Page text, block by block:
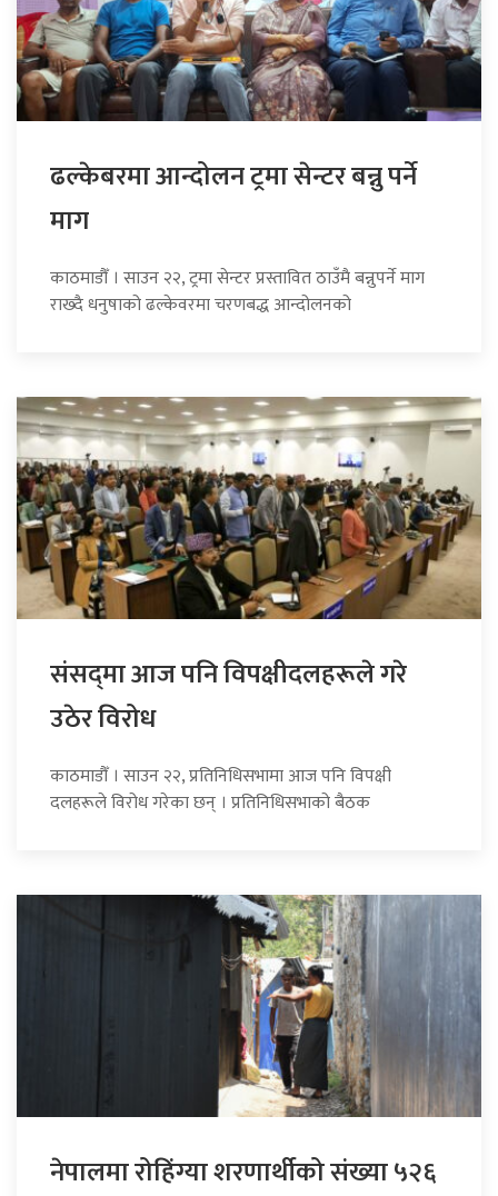
ढल्केबरमा आन्दोलन ट्रमा सेन्टर बन्नु पर्ने
माग
काठमाडौँ । साउन २२, ट्रमा सेन्टर प्रस्तावित ठाउँमै बन्नुपर्ने माग
राख्दै धनुषाको ढल्केवरमा चरणबद्ध आन्दोलनको
संसद्‍मा आज पनि विपक्षीदलहरूले गरे
उठेर विरोध
काठमाडौँ । साउन २२, प्रतिनिधिसभामा आज पनि विपक्षी
दलहरूले विरोध गरेका छन् । प्रतिनिधिसभाको बैठक
नेपालमा रोहिंग्या शरणार्थीको संख्या ५२६